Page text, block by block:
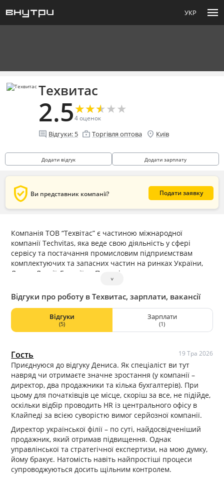
УКР menu
Техвитас
2.5★
★★
★★
★★
★★
★
4оценок
comment Відгуки: 5 enterprise Торгівля оптова location_on Київ
Додати відгук Додати зарплату
verified_user Ви представник компанії? Подати заявку
Компанія ТОВ “Техвітас” є частиною міжнародної
компанії Techvitas, яка веде свою діяльність у сфері
сервісу та постачання промисловим підприємствам
комплектуючих та запасних частин на ринках України,
Литви, Латвії, Естонії та Польщі.
˅
Відгуки про роботу в Техвитас, зарплати, вакансії
Відгуки
(5)
Зарплати
(1)
Гость 19 Тра 2026
Приєднуюся до відгуку Дениса. Як спеціаліст ви тут
навряд чи отримаєте значне зростання (у компанії –
директор, два продажники та кілька бухгалтерів). При
цьому для початківців це місце, скоріш за все, не підійде,
оскільки відбір проводить HR із центрального офісу в
Клайпеді за всією суворістю вимог серйозної компанії.
Директор української філії – по суті, найдосвідченіший
продажник, який отримав підвищення. Однак
управлінської та стратегічної експертизи, на мою думку,
йому бракує. Натомість навіть найпростіші процеси
супроводжуються досить щільним контролем.